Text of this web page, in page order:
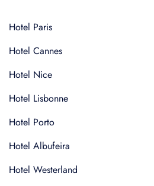
Hotel Paris
Hotel Cannes
Hotel Nice
Hotel Lisbonne
Hotel Porto
Hotel Albufeira
Hotel Westerland